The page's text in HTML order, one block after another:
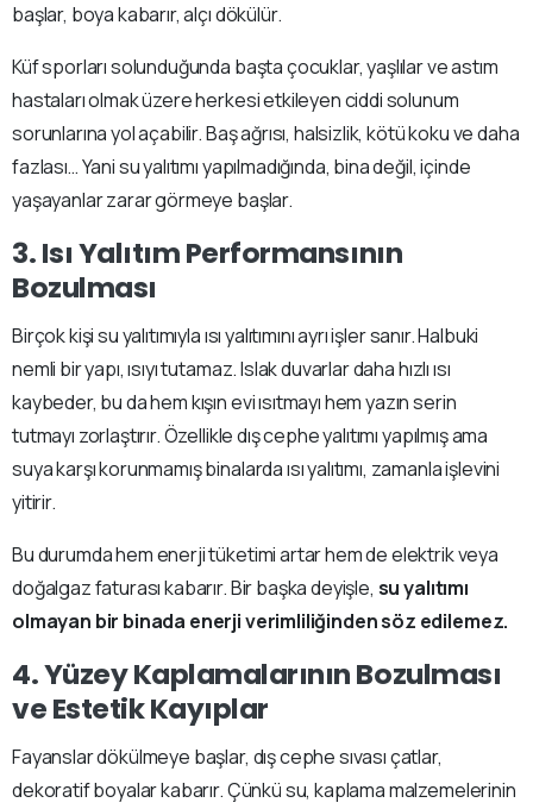
başlar, boya kabarır, alçı dökülür.
Küf sporları solunduğunda başta çocuklar, yaşlılar ve astım
hastaları olmak üzere herkesi etkileyen ciddi solunum
sorunlarına yol açabilir. Baş ağrısı, halsizlik, kötü koku ve daha
fazlası… Yani su yalıtımı yapılmadığında, bina değil, içinde
yaşayanlar zarar görmeye başlar.
3. Isı Yalıtım Performansının
Bozulması
Birçok kişi su yalıtımıyla ısı yalıtımını ayrı işler sanır. Halbuki
nemli bir yapı, ısıyı tutamaz. Islak duvarlar daha hızlı ısı
kaybeder, bu da hem kışın evi ısıtmayı hem yazın serin
tutmayı zorlaştırır. Özellikle dış cephe yalıtımı yapılmış ama
suya karşı korunmamış binalarda ısı yalıtımı, zamanla işlevini
yitirir.
Bu durumda hem enerji tüketimi artar hem de elektrik veya
doğalgaz faturası kabarır. Bir başka deyişle, su yalıtımı
olmayan bir binada enerji verimliliğinden söz edilemez.
4. Yüzey Kaplamalarının Bozulması
ve Estetik Kayıplar
Fayanslar dökülmeye başlar, dış cephe sıvası çatlar,
dekoratif boyalar kabarır. Çünkü su, kaplama malzemelerinin